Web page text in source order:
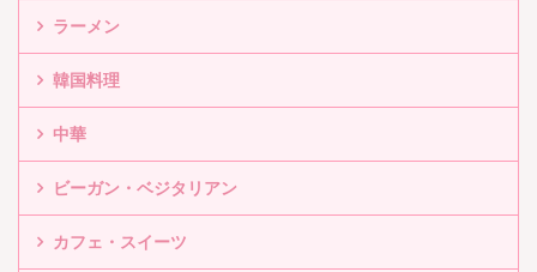
ラーメン
韓国料理
中華
ビーガン・ベジタリアン
カフェ・スイーツ